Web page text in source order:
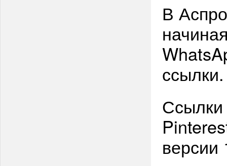
В
ссылки.
версии